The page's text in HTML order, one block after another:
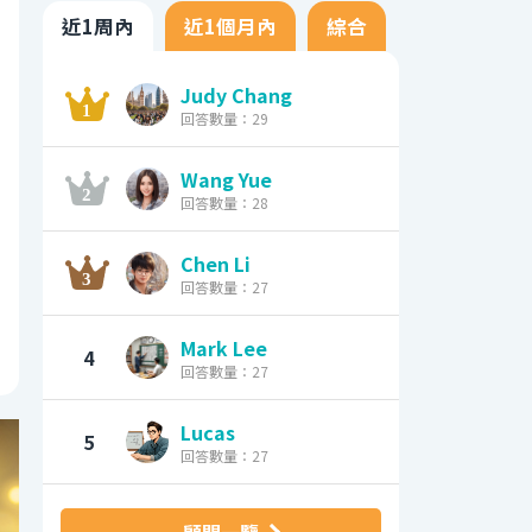
近1周內 近1個月內 綜合
Judy Chang
回答數量：29
Wang Yue
回答數量：28
Chen Li
回答數量：27
4 Mark Lee
回答數量：27
5 Lucas
回答數量：27